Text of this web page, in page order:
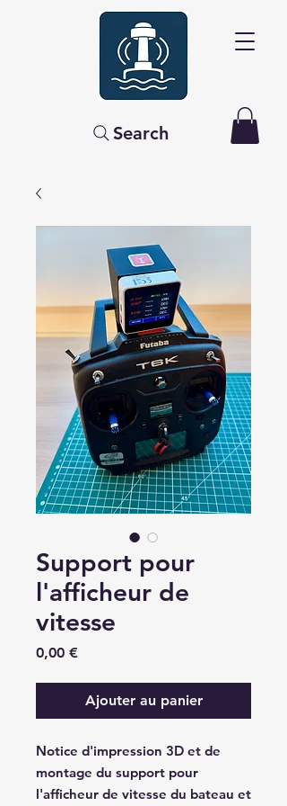
Search
Support pour
l'afficheur de
vitesse
0,00 €
Ajouter au panier
Notice d'impression 3D et de
montage du support pour
l'afficheur de vitesse du bateau et